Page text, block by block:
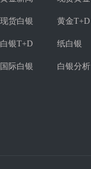
现货白银 黄金T+D
白银T+D 纸白银
国际白银 白银分析